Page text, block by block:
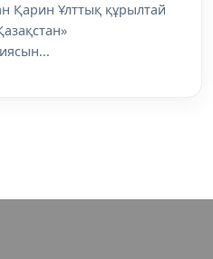
Қарин Ұлттық құрылтай